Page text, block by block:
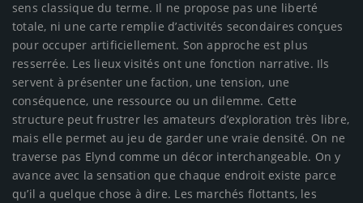
sens classique du terme. Il ne propose pas une liberté
totale, ni une carte remplie d’activités secondaires conçues
pour occuper artificiellement. Son approche est plus
resserrée. Les lieux visités ont une fonction narrative. Ils
servent à présenter une faction, une tension, une
conséquence, une ressource ou un dilemme. Cette
structure peut frustrer les amateurs d’exploration très libre,
mais elle permet au jeu de garder une vraie densité. On ne
traverse pas Elynd comme un décor interchangeable. On y
avance avec la sensation que chaque endroit existe parce
qu’il a quelque chose à dire. Les marchés flottants, les